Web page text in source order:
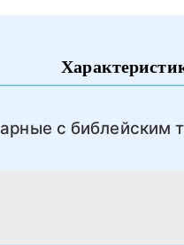
с библейским